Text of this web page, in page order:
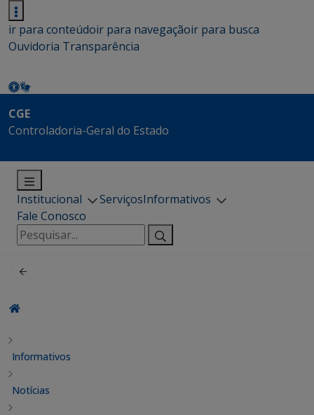
ir para conteúdoir para navegaçãoir para busca
Ouvidoria Transparência
CGE
Controladoria-Geral do Estado
Institucional ServiçosInformativos
Fale Conosco
Pesquisar
por:
Informativos
Notícias